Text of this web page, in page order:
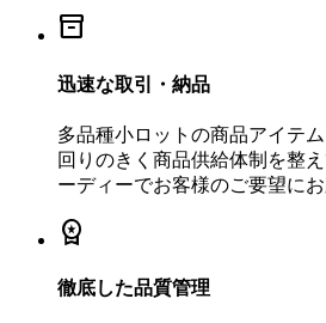
inventory_2
迅速な取引・納品
多品種小ロットの商品アイテ
回りのきく商品供給体制を整
ーディーでお客様のご要望にお
workspace_premium
徹底した品質管理